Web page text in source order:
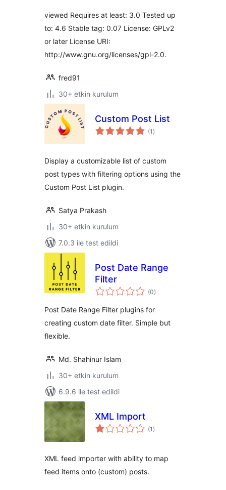
viewed Requires at least: 3.0 Tested up
to: 4.6 Stable tag: 0.07 License: GPLv2
or later License URI:
http://www.gnu.org/licenses/gpl-2.0.
fred91
30+ etkin kurulum
Custom Post List
(1 toplam
puan
)
Display a customizable list of custom
post types with filtering options using the
Custom Post List plugin.
Satya Prakash
30+ etkin kurulum
7.0.3 ile test edildi
Post Date Range
Filter
(0toplam
puan
)
Post Date Range Filter plugins for
creating custom date filter. Simple but
flexible.
Md. Shahinur Islam
30+ etkin kurulum
6.9.6 ile test edildi
XML Import
(1 toplam
puan
)
XML feed importer with ability to map
feed items onto (custom) posts.